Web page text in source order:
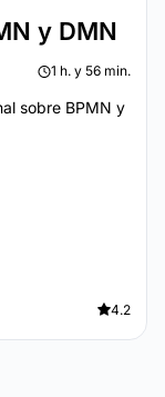
y DMN
1 h. y 56 min.
sobre BPMN y
4.2